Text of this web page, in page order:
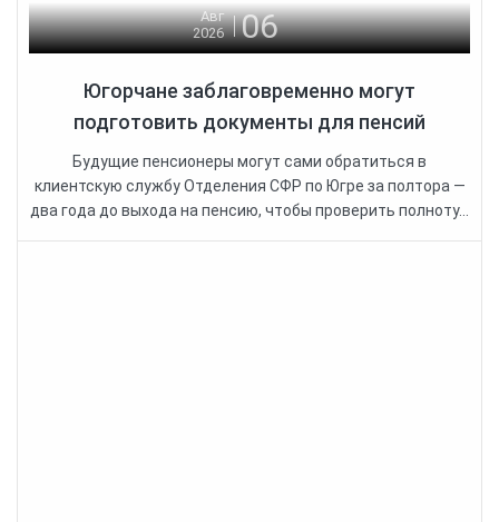
Авг
2026
06
Югорчане заблаговременно могут
подготовить документы для пенсий
Будущие пенсионеры могут сами обратиться в
клиентскую службу Отделения СФР по Югре за полтора —
два года до выхода на пенсию, чтобы проверить полноту...